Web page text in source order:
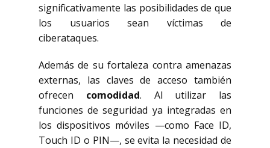
significativamente las posibilidades de que
los usuarios sean víctimas de
ciberataques.
Además de su fortaleza contra amenazas
externas, las claves de acceso también
ofrecen comodidad. Al utilizar las
funciones de seguridad ya integradas en
los dispositivos móviles —como Face ID,
Touch ID o PIN—, se evita la necesidad de